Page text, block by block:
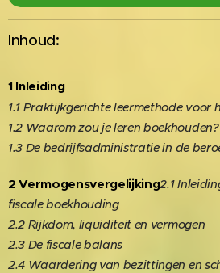
Inhoud:
1 Inleiding
1.1 Praktijkgerichte leermethode voor
1.2 Waarom zou je leren boekhouden?
1.3 De bedrijfsadministratie in de
2 Vermogensvergelijking2.1
fiscale boekhouding
2.2 Rijkdom, liquiditeit en vermogen
2.3 De fiscale balans
2.4 Waardering van bezittingen en